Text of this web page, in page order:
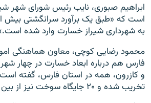
ابراهیم صبوری، نایب‌ رئیس شورای شهر
به شهرداری شیراز خسارت وارد شده
محمود رضایی کوچی، معاون هماهنگی
فارس هم درباره ابعاد خسارت در چهار شهر
تخریب شده و ۲۰ جایگاه سوخت نیز از بین رفته است.»